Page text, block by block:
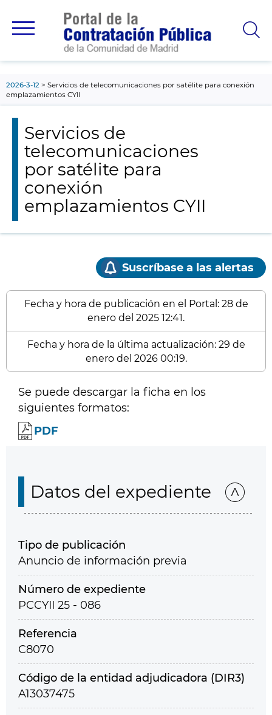
principal
2026-3-12
Servicios de telecomunicaciones por satélite para conexión
emplazamientos CYII
Servicios de
telecomunicaciones
por satélite para
conexión
emplazamientos CYII
Suscríbase a las alertas
Fecha y hora de publicación en el Portal: 28 de
enero del 2025 12:41.
Fecha y hora de la última actualización: 29 de
enero del 2026 00:19.
Se puede descargar la ficha en los
siguientes formatos:
PDF
Datos del expediente
Tipo de publicación
Anuncio de información previa
Número de expediente
PCCYII 25 - 086
Referencia
C8070
Código de la entidad adjudicadora (DIR3)
A13037475